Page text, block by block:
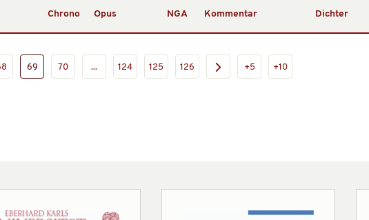
Chrono Opus NGA Kommentar Dichter
69 70 ... 124 125 126 +5 +10